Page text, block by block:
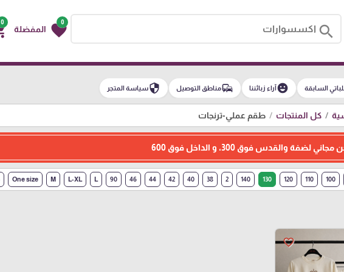
search
0
favorite المفضلة
0
السابقة emoji_emotionsآراء زبائننا commuteمناطق التوصيل securityسياسة المتجر
كل المنتجات طقم عملي-ترنجات
لضفة والقدس فوق 300، و الداخل فوق 600
100
110
120
130
140
2
38
40
42
44
46
90
L
L-XL
M
One size
favorite_border